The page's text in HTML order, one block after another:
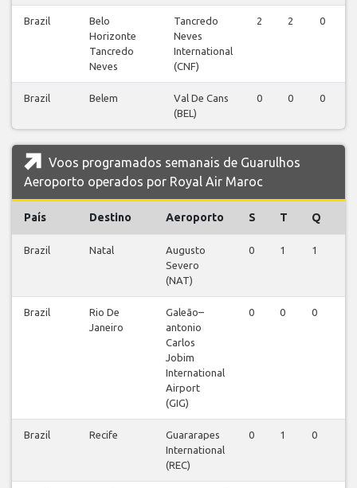
Brazil
Belo
Horizonte
Tancredo
Neves
Tancredo
Neves
International
(CNF)
2 2 0
Brazil Belem
Val De Cans
(BEL)
0 0 0
Voos programados semanais de Guarulhos
Aeroporto operados por Royal Air Maroc
País Destino Aeroporto S T Q
Brazil Natal
Augusto
Severo
(NAT)
0 1 1
Brazil
Rio De
Janeiro
Galeão–
antonio
Carlos
Jobim
International
Airport
(GIG)
0 0 0
Brazil Recife
Guararapes
International
(REC)
0 1 0